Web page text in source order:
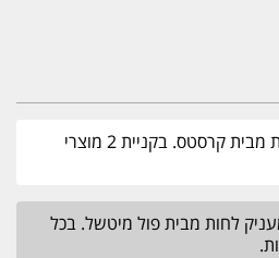
מתנה! מארז סיכות מעוצבות מבית קרסטס. בקניית 2 מוצרי
לחות מבית פול מיטשל. בכל